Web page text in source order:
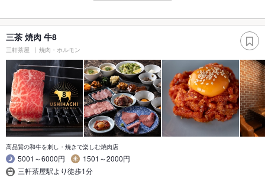
三茶 焼肉 牛8
三軒茶屋 焼肉・ホルモン
高品質の和牛を刺し・焼きで楽しむ焼肉店
5001～6000円
1501～2000円
三軒茶屋駅より徒歩1分